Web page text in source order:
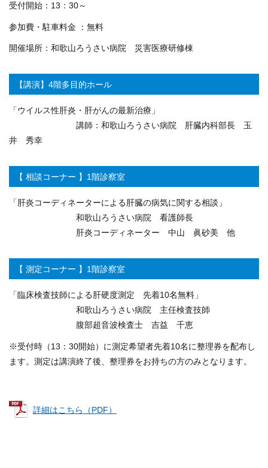
受付開始：13：30～
参加費・駐車料金 ：無料
開催場所：和歌山ろうさい病院 災害医療研修棟
【講演】4階多目的ホール
「ウイルス性肝炎・肝がんの最新治療」
講師：和歌山ろうさい病院 肝臓内科部長 玉
井 秀幸
【 相談コーナー 】1階診察室
「肝炎コーディネーターによる肝臓の病気に関する相談」
和歌山ろうさい病院 看護師長
肝炎コーディネーター 中山 眞砂美 他
【 測定コーナー 】1階診察室
「臨床検査技師による肝硬度測定 先着10名無料」
和歌山ろうさい病院 主任検査技師
腹部超音波検査士 吉益 千恵
※受付時（13：30開始）に測定希望者先着10名に整理券を配布し
ます。測定は講演終了後、整理券をお持ちの方のみとなります。
詳細はこちら（PDF）